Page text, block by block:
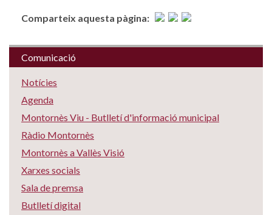
Comparteix aquesta pàgina:
Comunicació
Notícies
Agenda
Montornès Viu - Butlletí d'informació municipal
Ràdio Montornès
Montornès a Vallès Visió
Xarxes socials
Sala de premsa
Butlletí digital